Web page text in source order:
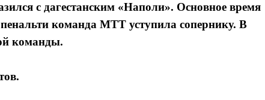
с дагестанским «Наполи». Основное время
команда МТТ уступила сопернику. В
команды.